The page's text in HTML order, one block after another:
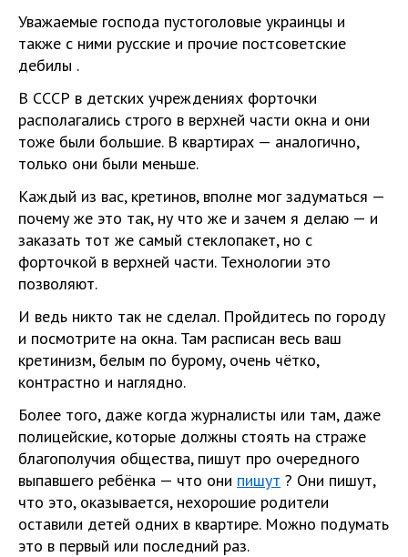
Уважаемые господа пустоголовые украинцы и
также с ними русские и прочие постсоветские
дебилы .
В СССР в детских учреждениях форточки
располагались строго в верхней части окна и они
тоже были большие. В квартирах — аналогично,
только они были меньше.
Каждый из вас, кретинов, вполне мог задуматься —
почему же это так, ну что же и зачем я делаю — и
заказать тот же самый стеклопакет, но с
форточкой в верхней части. Технологии это
позволяют.
И ведь никто так не сделал. Пройдитесь по городу
и посмотрите на окна. Там расписан весь ваш
кретинизм, белым по бурому, очень чётко,
контрастно и наглядно.
Более того, даже когда журналисты или там, даже
полицейские, которые должны стоять на страже
благополучия общества, пишут про очередного
выпавшего ребёнка — что они пишут ? Они пишут,
что это, оказывается, нехорошие родители
оставили детей одних в квартире. Можно подумать
это в первый или последний раз.